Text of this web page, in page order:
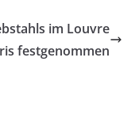
im Louvre
festgenommen